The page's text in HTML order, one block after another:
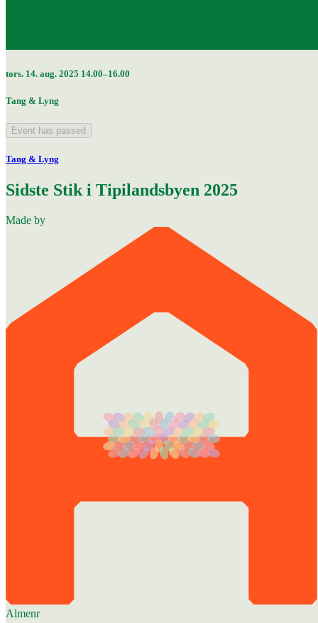
tors. 14. aug. 2025 14.00–16.00
Tang & Lyng
Event has passed
Tang & Lyng
Sidste Stik i Tipilandsbyen 2025
Made by
Almenr